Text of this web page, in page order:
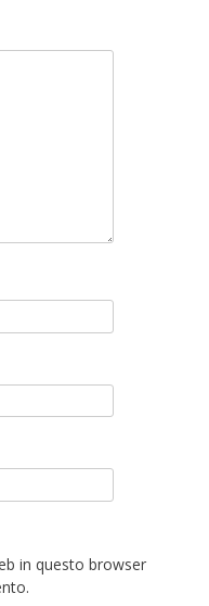
in questo browser